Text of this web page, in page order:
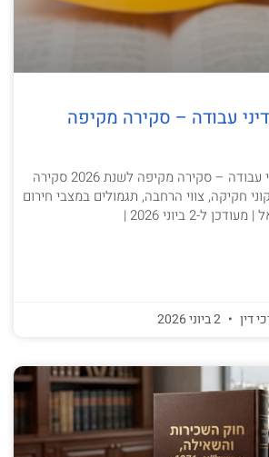
עבודה – סקירה מקיפה
עדכוני חקיקה ודיני עבודה – סקירה מקיפה לשנת 2026 סקירה
חקיקה, צווי הרחבה, תגמולים במצבי חירום
ל-2 ביוני 2026 |
דין